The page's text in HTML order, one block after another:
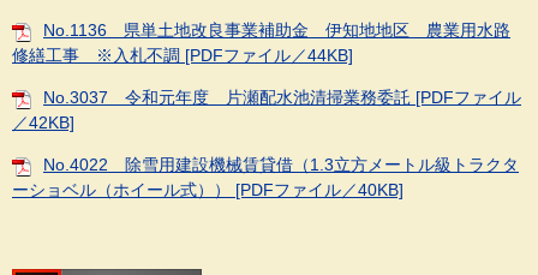
No.1136 県単土地改良事業補助金 伊知地地区 農業用水路
修繕工事 ※入札不調 [PDFファイル／44KB]
No.3037 令和元年度 片瀬配水池清掃業務委託 [PDFファイル
／42KB]
No.4022 除雪用建設機械賃貸借（1.3立方メートル級トラクタ
ーショベル（ホイール式）） [PDFファイル／40KB]